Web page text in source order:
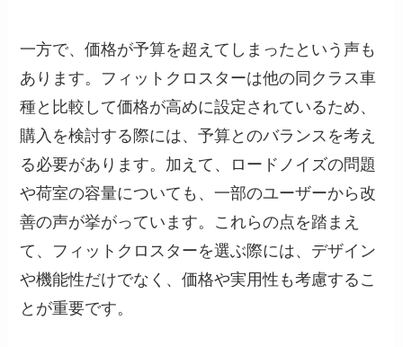
一方で、価格が予算を超えてしまったという声も
あります。フィットクロスターは他の同クラス車
種と比較して価格が高めに設定されているため、
購入を検討する際には、予算とのバランスを考え
る必要があります。加えて、ロードノイズの問題
や荷室の容量についても、一部のユーザーから改
善の声が挙がっています。これらの点を踏まえ
て、フィットクロスターを選ぶ際には、デザイン
や機能性だけでなく、価格や実用性も考慮するこ
とが重要です。